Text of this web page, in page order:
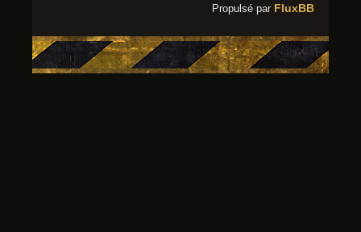
Propulsé par FluxBB